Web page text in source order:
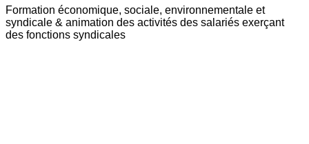
Formation économique, sociale, environnementale et
syndicale & animation des activités des salariés exerçant
des fonctions syndicales